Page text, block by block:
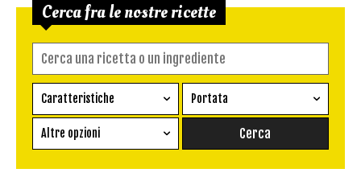
Cerca fra le nostre ricette
Caratteristiche
Ricetta vegetariana
Senza glutine
Portata
Conserva
Altre opzioni